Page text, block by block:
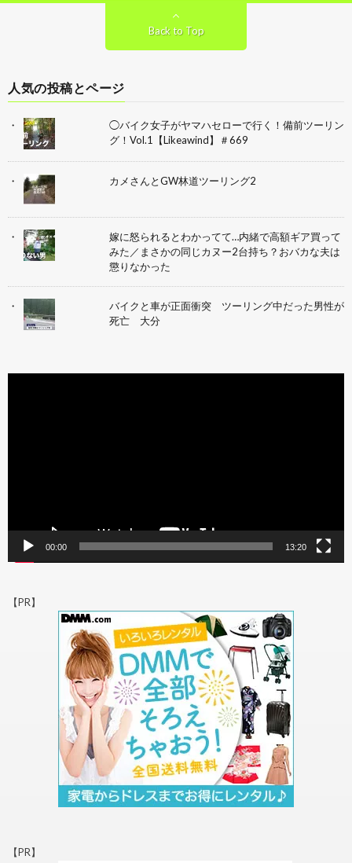
Back to Top
人気の投稿とページ
◯バイク女子がヤマハセローで行く！備前ツーリン
グ！Vol.1【Likeawind】＃669
カメさんとGW林道ツーリング2
嫁に怒られるとわかってて…内緒で高額ギア買って
みた／まさかの同じカヌー2台持ち？おバカな夫は
懲りなかった
バイクと車が正面衝突 ツーリング中だった男性が
死亡 大分
動
00:00 13:20
【PR】
【PR】